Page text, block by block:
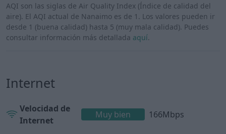
AQI son las siglas de Air Quality Index (Índice de calidad del
aire). El AQI actual de Nanaimo es de 1. Los valores pueden ir
desde 1 (buena calidad) hasta 5 (muy mala calidad). Puedes
consultar información más detallada aquí.
Internet
Velocidad de
Internet
Muy bien 166Mbps